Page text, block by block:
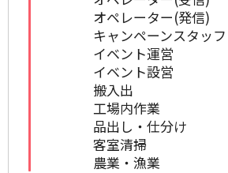
オペレーター(発信)
キャンペーンスタッフ
イベント運営
イベント設営
搬入出
工場内作業
品出し・仕分け
客室清掃
農業・漁業